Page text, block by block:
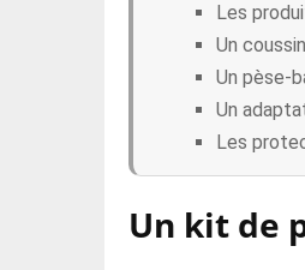
Les
Un
Un pèse-
Un
Les
Un kit de